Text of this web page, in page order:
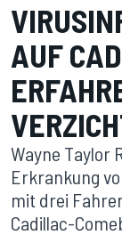
AUF
Wayne Taylor
Erkrankung
mit drei
Cadillac-